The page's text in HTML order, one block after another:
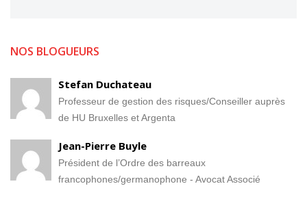
NOS BLOGUEURS
Stefan Duchateau
Professeur de gestion des risques/Conseiller auprès
de HU Bruxelles et Argenta
Jean-Pierre Buyle
Président de l’Ordre des barreaux
francophones/germanophone - Avocat Associé